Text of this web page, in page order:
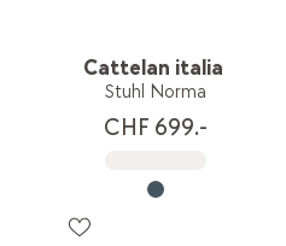
Cattelan italia
Stuhl Norma
CHF 699.-